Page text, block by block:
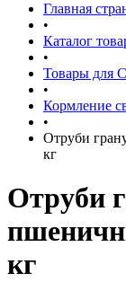
Главная
•
Каталог
•
Товары для
•
Кормление
•
Отруби
кг
Отруби
кг